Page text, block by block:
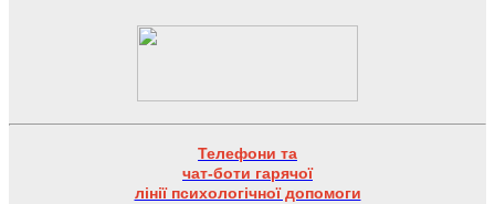
Телефони та
чат-боти гарячої
лінії психологічної допомоги